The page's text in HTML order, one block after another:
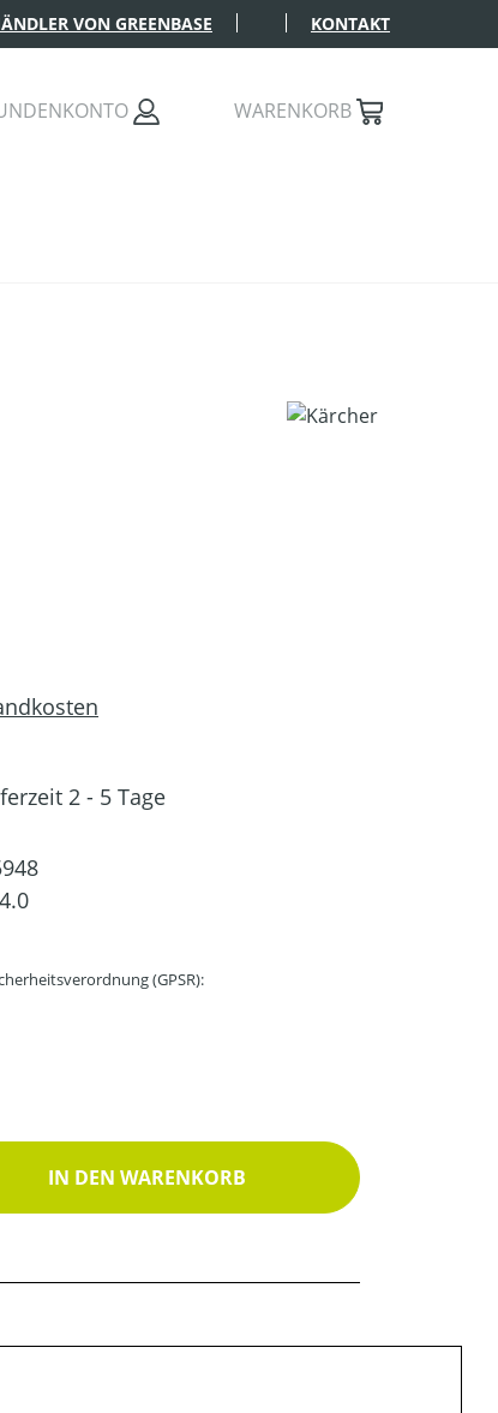
VON GREENBASE KONTAKT
WARENKORB
2 - 5 Tage
(GPSR):
gewünschten Wert ein oder
IN DEN WARENKORB